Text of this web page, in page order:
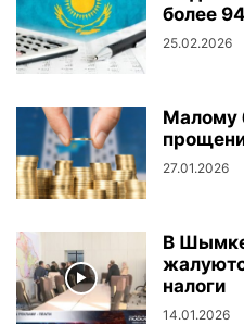
более
25.02.2026
Малому
27.01.2026
В
налоги
14.01.2026